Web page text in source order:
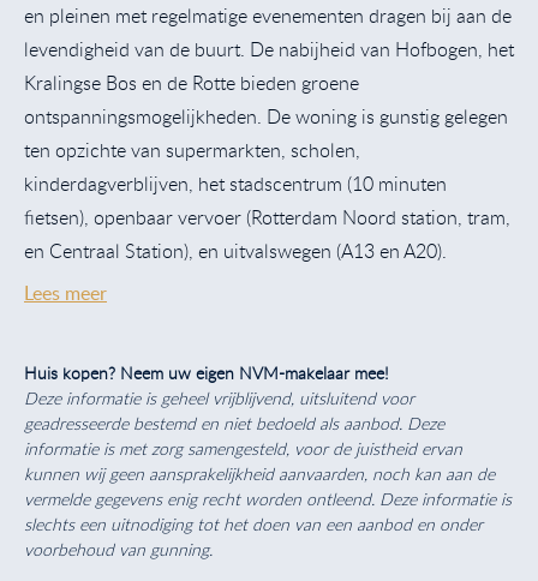
en pleinen met regelmatige evenementen dragen bij aan de
levendigheid van de buurt. De nabijheid van Hofbogen, het
Kralingse Bos en de Rotte bieden groene
ontspanningsmogelijkheden. De woning is gunstig gelegen
ten opzichte van supermarkten, scholen,
kinderdagverblijven, het stadscentrum (10 minuten
fietsen), openbaar vervoer (Rotterdam Noord station, tram,
en Centraal Station), en uitvalswegen (A13 en A20).
Lees meer
Huis kopen? Neem uw eigen NVM-makelaar mee!
Deze informatie is geheel vrijblijvend, uitsluitend voor
geadresseerde bestemd en niet bedoeld als aanbod. Deze
informatie is met zorg samengesteld, voor de juistheid ervan
kunnen wij geen aansprakelijkheid aanvaarden, noch kan aan de
vermelde gegevens enig recht worden ontleend. Deze informatie is
slechts een uitnodiging tot het doen van een aanbod en onder
voorbehoud van gunning.